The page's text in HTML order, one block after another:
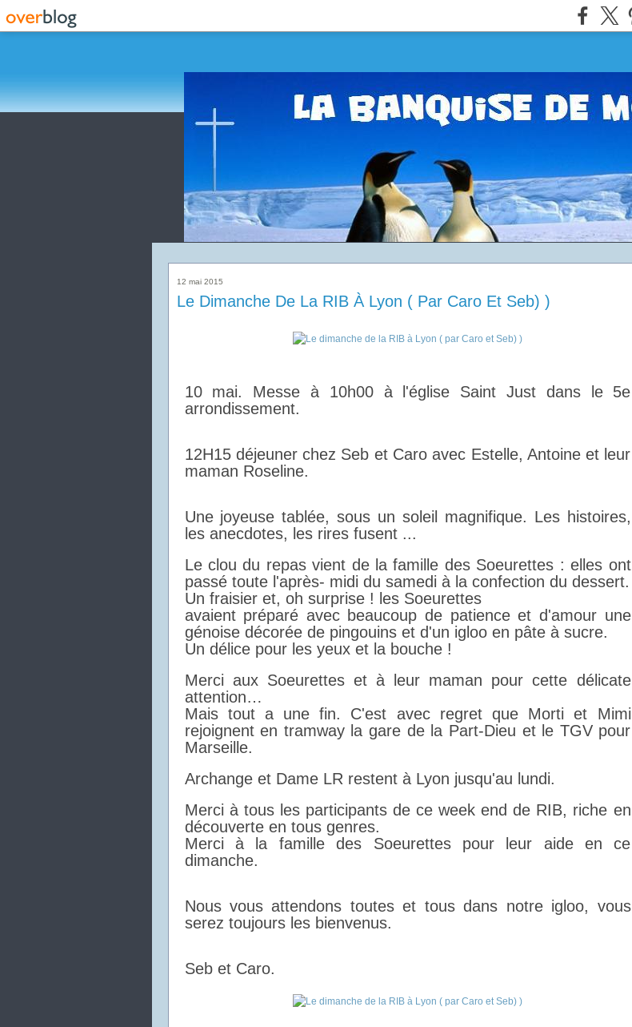
12 mai 2015
Le Dimanche De La RIB À Lyon ( Par Caro Et Seb) )
10 mai. Messe à 10h00 à l'église Saint Just dans le 5e
arrondissement.
12H15 déjeuner chez Seb et Caro avec Estelle, Antoine et leur
maman Roseline.
Une joyeuse tablée, sous un soleil magnifique. Les histoires,
les anecdotes, les rires fusent ...
Le clou du repas vient de la famille des Soeurettes : elles ont
passé toute l'après- midi du samedi à la confection du dessert.
Un fraisier et, oh surprise ! les Soeurettes
avaient préparé avec beaucoup de patience et d'amour une
génoise décorée de pingouins et d'un igloo en pâte à sucre.
Un délice pour les yeux et la bouche !
Merci aux Soeurettes et à leur maman pour cette délicate
attention…
Mais tout a une fin. C'est avec regret que Morti et Mimi
rejoignent en tramway la gare de la Part-Dieu et le TGV pour
Marseille.
Archange et Dame LR restent à Lyon jusqu'au lundi.
Merci à tous les participants de ce week end de RIB, riche en
découverte en tous genres.
Merci à la famille des Soeurettes pour leur aide en ce
dimanche.
Nous vous attendons toutes et tous dans notre igloo, vous
serez toujours les bienvenus.
Seb et Caro.